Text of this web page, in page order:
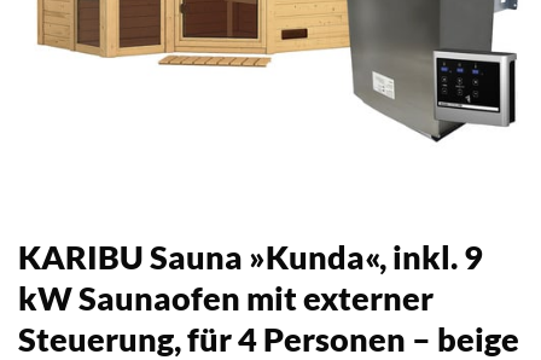
KARIBU Sauna »Kunda«, inkl. 9
kW Saunaofen mit externer
Steuerung, für 4 Personen – beige